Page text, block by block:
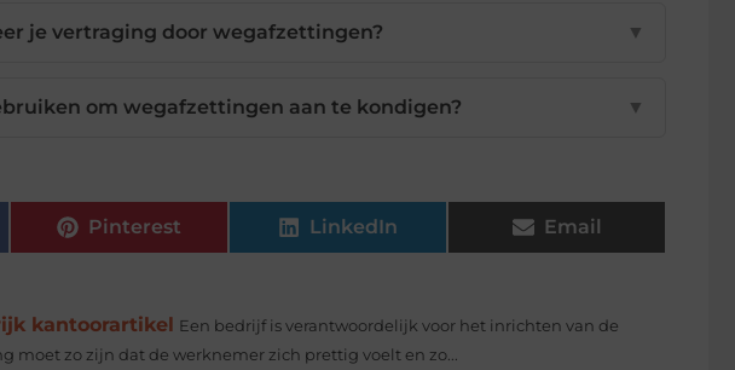
je vertraging door wegafzettingen? ▼
om wegafzettingen aan te kondigen? ▼
Pinterest LinkedIn Email
kantoorartikel
Een bedrijf is verantwoordelijk voor het inrichten van de
moet zo zijn dat de werknemer zich prettig voelt en zo...